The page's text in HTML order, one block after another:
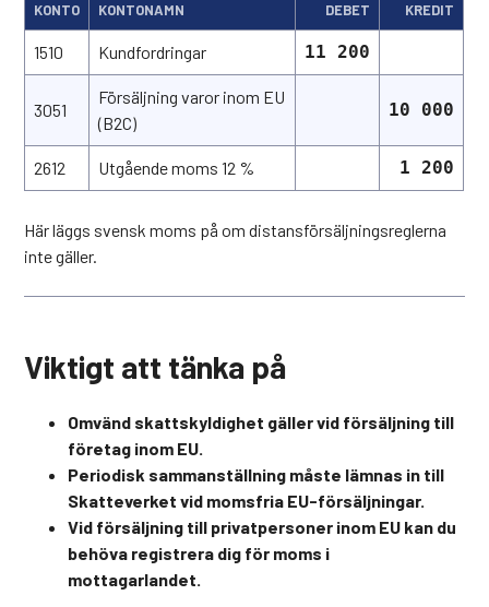
KONTO KONTONAMN DEBET KREDIT
1510 Kundfordringar 11 200
3051
Försäljning varor inom EU
(B2C)
10 000
2612 Utgående moms 12 % 1 200
Här läggs svensk moms på om distansförsäljningsreglerna
inte gäller.
Viktigt att tänka på
Omvänd skattskyldighet gäller vid försäljning till
företag inom EU.
Periodisk sammanställning måste lämnas in till
Skatteverket vid momsfria EU-försäljningar.
Vid försäljning till privatpersoner inom EU kan du
behöva registrera dig för moms i
mottagarlandet.